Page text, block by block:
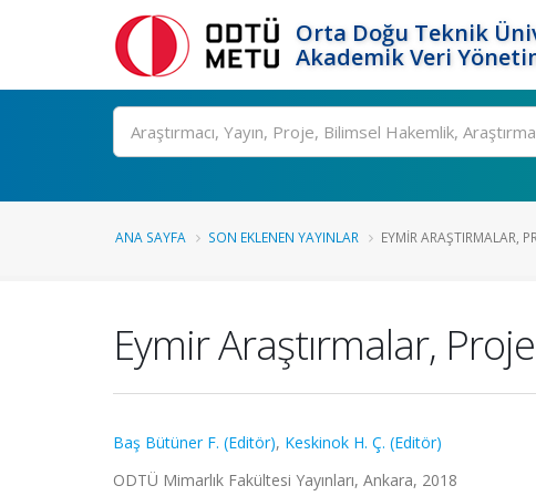
Orta Doğu Teknik
Akademik Veri
Ara
ANA SAYFA SON EKLENEN YAYINLAR EYMIR ARAŞTIRMALAR,
Eymir Araştırmalar,
Baş Bütüner F. (Editör), Keskinok H. Ç. (Editör)
ODTÜ Mimarlık Fakültesi Yayınları, Ankara, 2018